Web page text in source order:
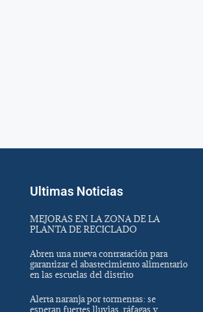
Ultimas Noticias
MEJORAS EN LA ZONA DE LA
PLANTA DE RECICLADO
Abren una nueva contratación para
garantizar el abastecimiento alimentario
en las escuelas del distrito
Alerta naranja por tormentas: se
esperan fuertes lluvias, ráfagas y